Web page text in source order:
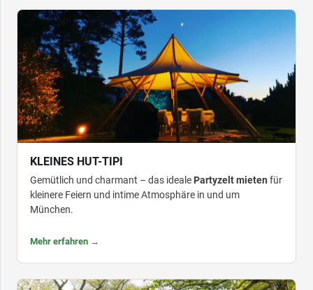
KLEINES HUT-TIPI
Gemütlich und charmant – das ideale Partyzelt mieten für
kleinere Feiern und intime Atmosphäre in und um
München.
Mehr erfahren →